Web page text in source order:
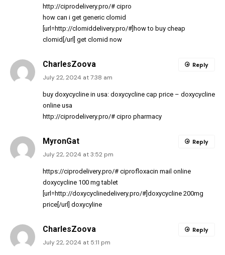
http://ciprodelivery.pro/# cipro
how can i get generic clomid
[url=http://clomiddelivery.pro/#]how to buy cheap
clomid[/url] get clomid now
CharlesZoova
July 22, 2024 at 7:38 am
buy doxycycline in usa: doxycycline cap price – doxycycline
online usa
http://ciprodelivery.pro/# cipro pharmacy
Reply
MyronGat
July 22, 2024 at 3:52 pm
https://ciprodelivery.pro/# ciprofloxacin mail online
doxycycline 100 mg tablet
[url=http://doxycyclinedelivery.pro/#]doxycycline 200mg
price[/url] doxycyline
Reply
CharlesZoova
July 22, 2024 at 5:11 pm
Reply